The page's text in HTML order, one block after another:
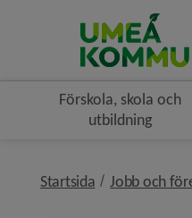
Förskola, skola och
utbildning
Startsida Jobb och